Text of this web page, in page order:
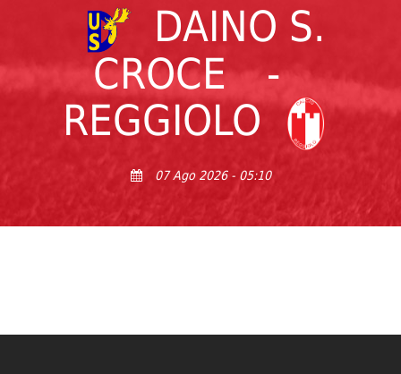
DAINO S.
CROCE
-
REGGIOLO
07 Ago 2026 - 05:10